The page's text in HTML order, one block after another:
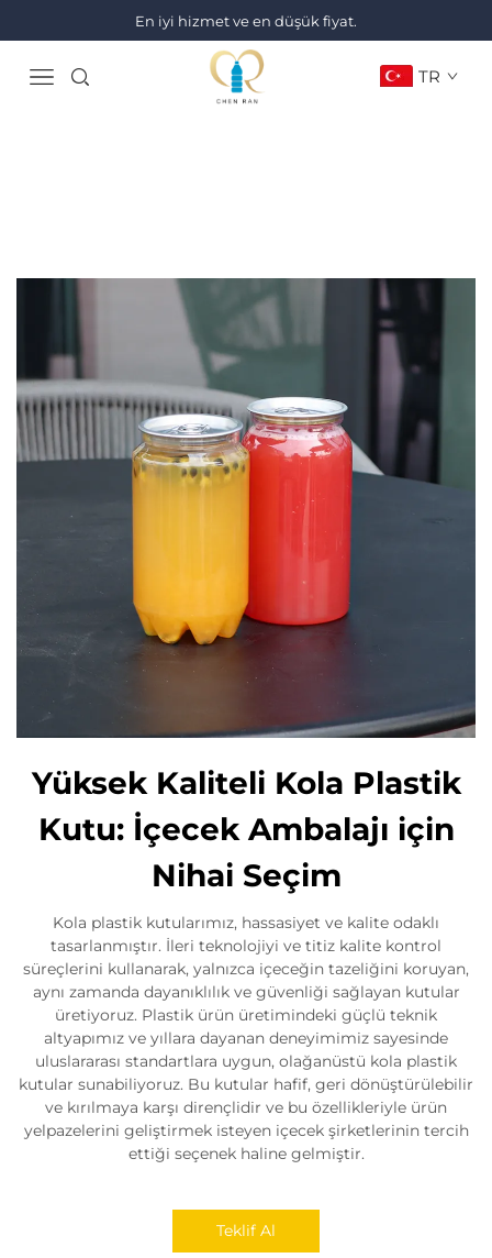
En iyi hizmet ve en düşük fiyat.
TR
Yüksek Kaliteli Kola Plastik
Kutu: İçecek Ambalajı için
Nihai Seçim
Kola plastik kutularımız, hassasiyet ve kalite odaklı
tasarlanmıştır. İleri teknolojiyi ve titiz kalite kontrol
süreçlerini kullanarak, yalnızca içeceğin tazeliğini koruyan,
aynı zamanda dayanıklılık ve güvenliği sağlayan kutular
üretiyoruz. Plastik ürün üretimindeki güçlü teknik
altyapımız ve yıllara dayanan deneyimimiz sayesinde
uluslararası standartlara uygun, olağanüstü kola plastik
kutular sunabiliyoruz. Bu kutular hafif, geri dönüştürülebilir
ve kırılmaya karşı dirençlidir ve bu özellikleriyle ürün
yelpazelerini geliştirmek isteyen içecek şirketlerinin tercih
ettiği seçenek haline gelmiştir.
Teklif Al